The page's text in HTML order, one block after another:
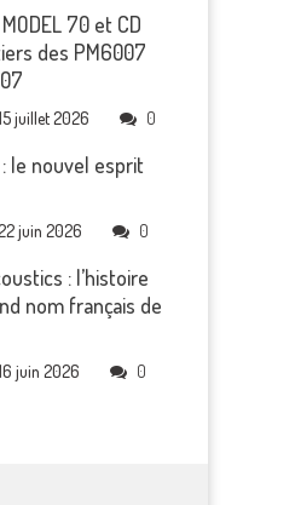
70 et CD
des PM6007
juillet 2026 0
le nouvel esprit
juin 2026 0
: l’histoire
nom français de
juin 2026 0